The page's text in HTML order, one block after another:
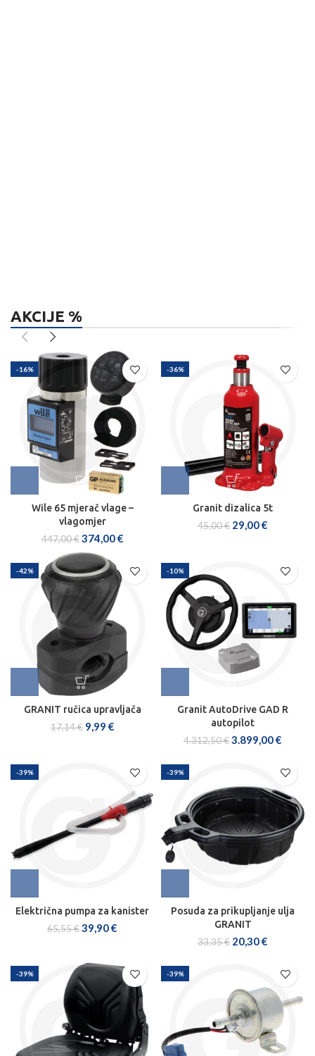
AKCIJE %
-16%
Wile 65 mjerač vlage –
vlagomjer
447,00€ 374,00€
-36%
Granit dizalica 5t
45,00€ 29,00€
-42%
GRANIT ručica upravljača
17,14€ 9,99 €
-10%
Granit AutoDrive GAD R
autopilot
4.312,50€3.899,00€
-39%
Električna pumpa za kanister
65,55€39,90€
-39%
Posuda za prikupljanje ulja
GRANIT
33,35€ 20,30€
-39% -39%